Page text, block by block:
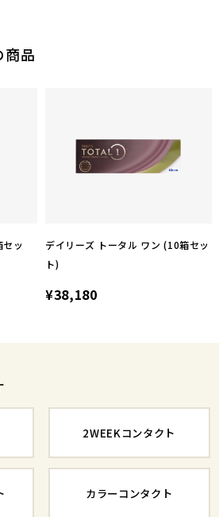
商品
ッ
デイリーズ トータル ワン (10箱セッ
ト)
¥38,180
2WEEKコンタクト
カラーコンタクト